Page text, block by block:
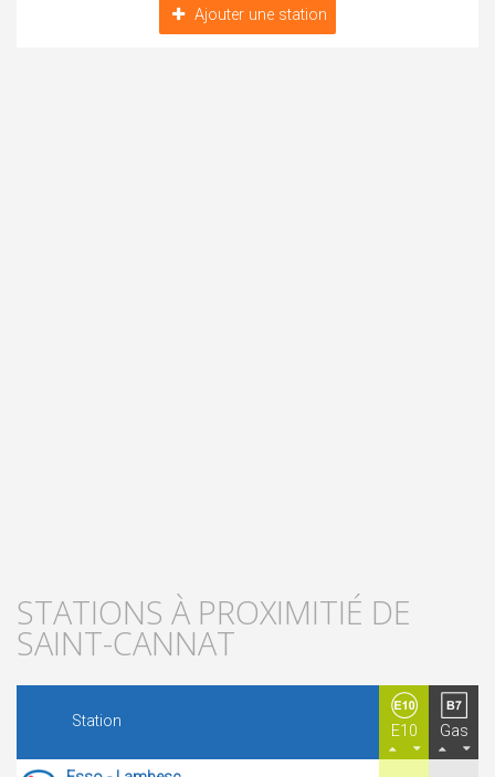
Ajouter une station
STATIONS À PROXIMITIÉ DE
SAINT-CANNAT
Station
E10 Gas